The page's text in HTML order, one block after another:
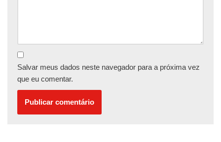
Salvar meus dados neste navegador para a próxima vez
que eu comentar.